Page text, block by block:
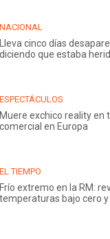
NACIONAL
Lleva cinco días
diciendo que estaba
ESPECTÁCULOS
Muere exchico reality en
comercial en Europa
EL TIEMPO
Frío extremo en la RM:
temperaturas bajo cero